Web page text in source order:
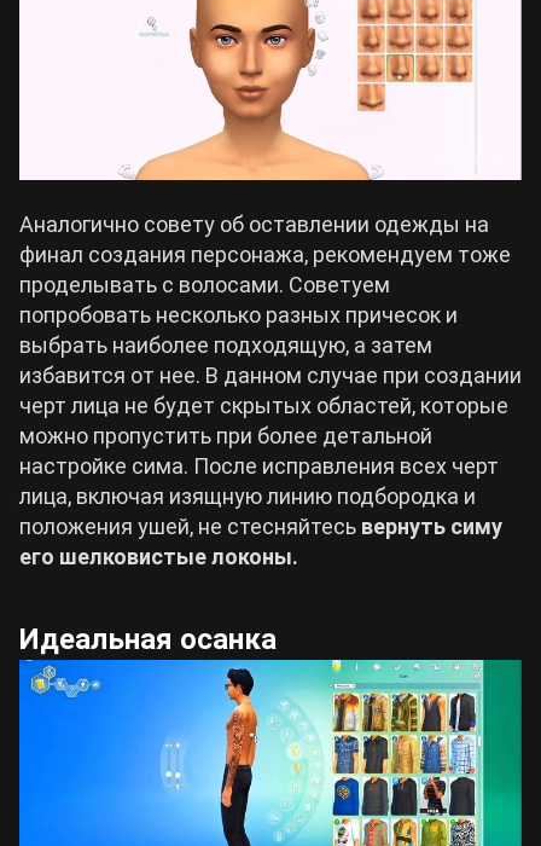
Аналогично совету об оставлении одежды на
финал создания персонажа, рекомендуем тоже
проделывать с волосами. Советуем
попробовать несколько разных причесок и
выбрать наиболее подходящую, а затем
избавится от нее. В данном случае при создании
черт лица не будет скрытых областей, которые
можно пропустить при более детальной
настройке сима. После исправления всех черт
лица, включая изящную линию подбородка и
положения ушей, не стесняйтесь вернуть симу
его шелковистые локоны.
Идеальная осанка